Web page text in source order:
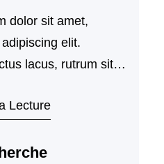
dolor sit amet,
elit.
lacus, rutrum sit
Lecture